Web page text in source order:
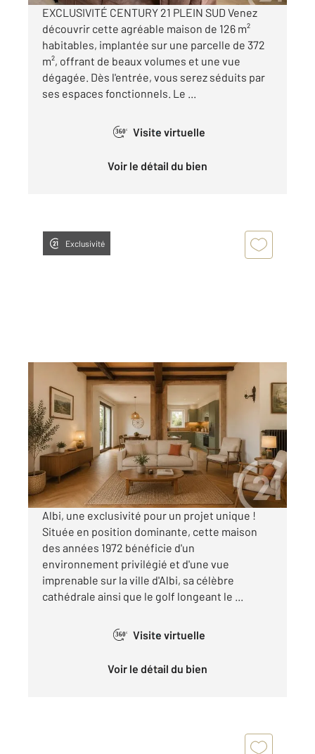
EXCLUSIVITÉ CENTURY 21 PLEIN SUD Venez
découvrir cette agréable maison de 126 m²
habitables, implantée sur une parcelle de 372
m², offrant de beaux volumes et une vue
dégagée. Dès l'entrée, vous serez séduits par
ses espaces fonctionnels. Le ...
360° Visite virtuelle
Voir le détail du bien
Exclusivité
216 m
, 8 pièces
Ref : 2032
Maison à vendre
200 000 €
Visiter le site dédié
Albi, une exclusivité pour un projet unique !
Située en position dominante, cette maison
des années 1972 bénéficie d'un
environnement privilégié et d'une vue
imprenable sur la ville d'Albi, sa célèbre
cathédrale ainsi que le golf longeant le ...
360° Visite virtuelle
Voir le détail du bien